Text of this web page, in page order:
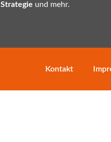
Strategie und mehr.
Kontakt